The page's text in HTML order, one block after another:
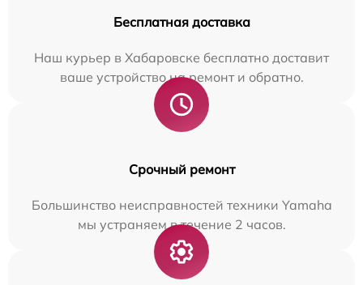
Бесплатная доставка
Наш курьер в Хабаровске бесплатно доставит
ваше устройство на ремонт и обратно.
Срочный ремонт
Большинство неисправностей техники Yamaha
мы устраняем в течение 2 часов.